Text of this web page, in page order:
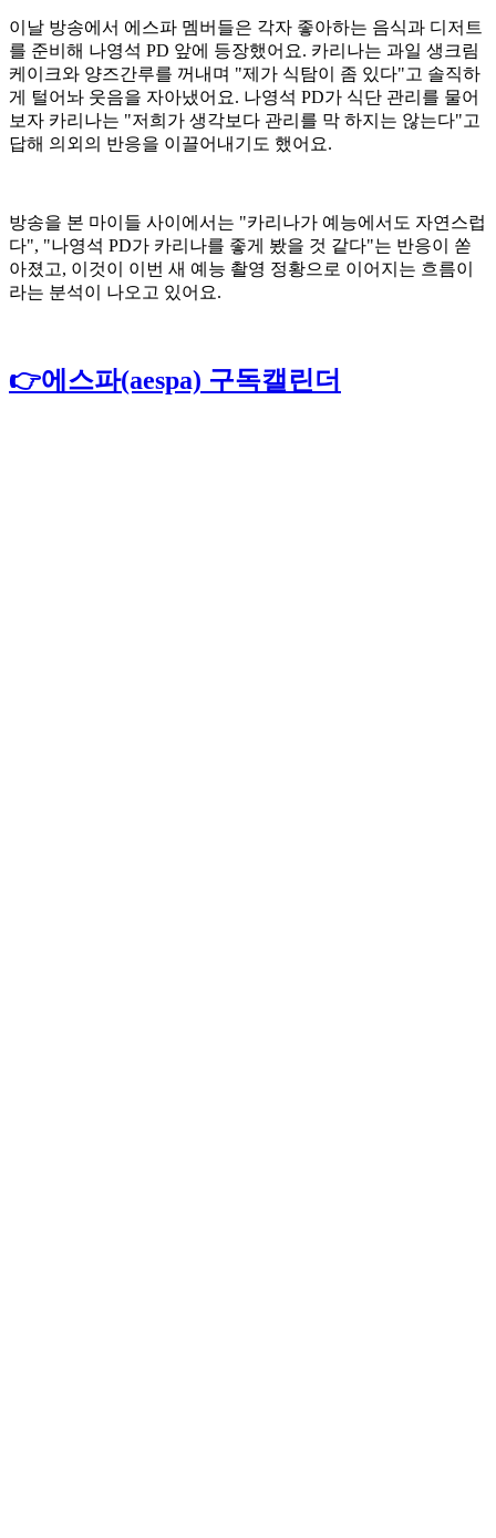
이날 방송에서 에스파 멤버들은 각자 좋아하는 음식과 디저트
를 준비해 나영석 PD 앞에 등장했어요. 카리나는 과일 생크림
케이크와 양즈간루를 꺼내며 "제가 식탐이 좀 있다"고 솔직하
게 털어놔 웃음을 자아냈어요. 나영석 PD가 식단 관리를 물어
보자 카리나는 "저희가 생각보다 관리를 막 하지는 않는다"고
답해 의외의 반응을 이끌어내기도 했어요.
방송을 본 마이들 사이에서는 "카리나가 예능에서도 자연스럽
다", "나영석 PD가 카리나를 좋게 봤을 것 같다"는 반응이 쏟
아졌고, 이것이 이번 새 예능 촬영 정황으로 이어지는 흐름이
라는 분석이 나오고 있어요.
👉에스파(aespa) 구독캘린더